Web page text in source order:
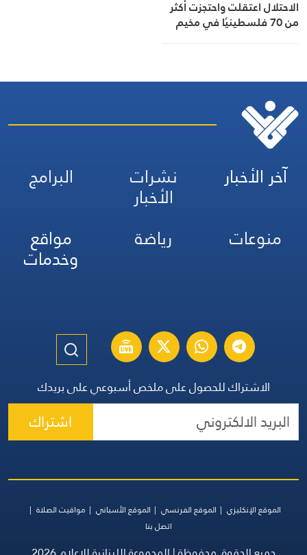
الاحتلال اعتقلت واحتجزت أكثر
من 70 فلسطينيًا في مخيم
آخر الأخبار نشرات
الأخبار
البرامج
منوعات
رياضة مواقع
وخدمات
الاشتراك للحصول على ملخص أسبوعي على بريدك
اشتراك
الموقع الإنكليزي الموقع الفرنسي الموقع الأسباني
مواقيت الصلاة
اتصل بنا